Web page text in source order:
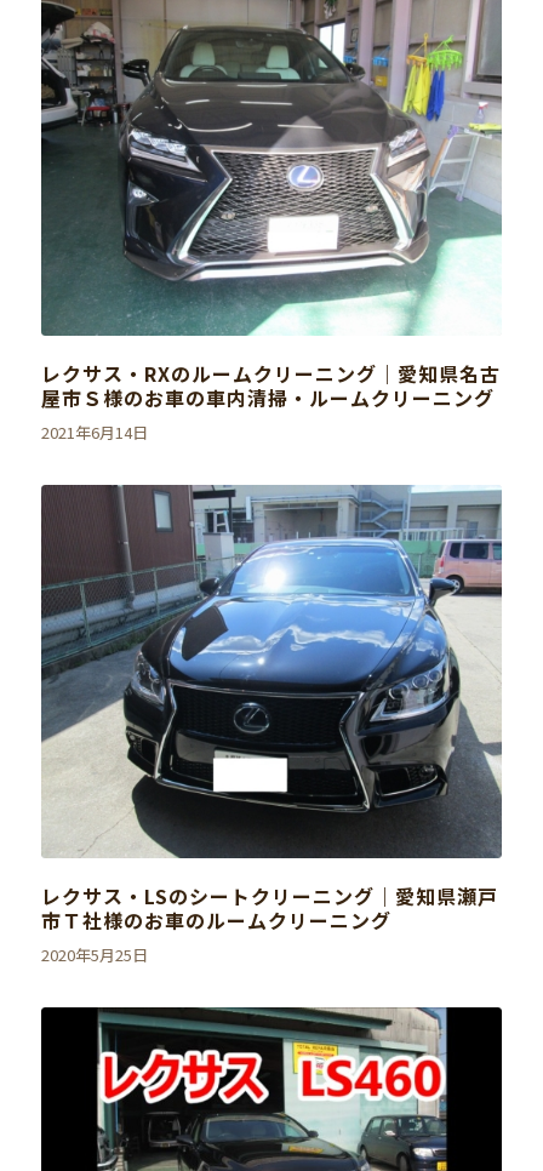
レクサス・RXのルームクリーニング｜愛知県名古
屋市Ｓ様のお車の車内清掃・ルームクリーニング
2021年6月14日
レクサス・LSのシートクリーニング｜愛知県瀬戸
市Ｔ社様のお車のルームクリーニング
2020年5月25日